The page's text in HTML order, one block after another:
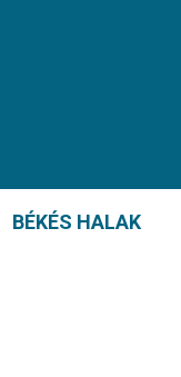
BÉKÉS HALAK